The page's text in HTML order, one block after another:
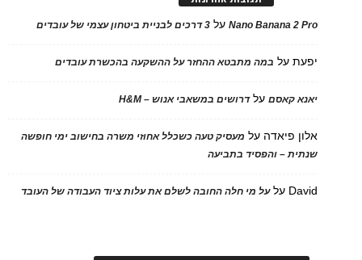
Nano Banana 2 Proעל 3 דרכים לבניית ביטחון עצמי של עובדים
יפעתעל במה מתבטא ההחזר על ההשקעה בהכשרת עובדים
יאנא קאסםעלדרושים במשאבי אנוש – H&M
אלון פיאדה על מעסיק טעה כשכלל אחוזי משרה בחישוב ימי חופשה
שנתית – והפסיד בתביעה
David עלעל מי חלה החובה לשלם את עלות ציוד העבודה של העובד